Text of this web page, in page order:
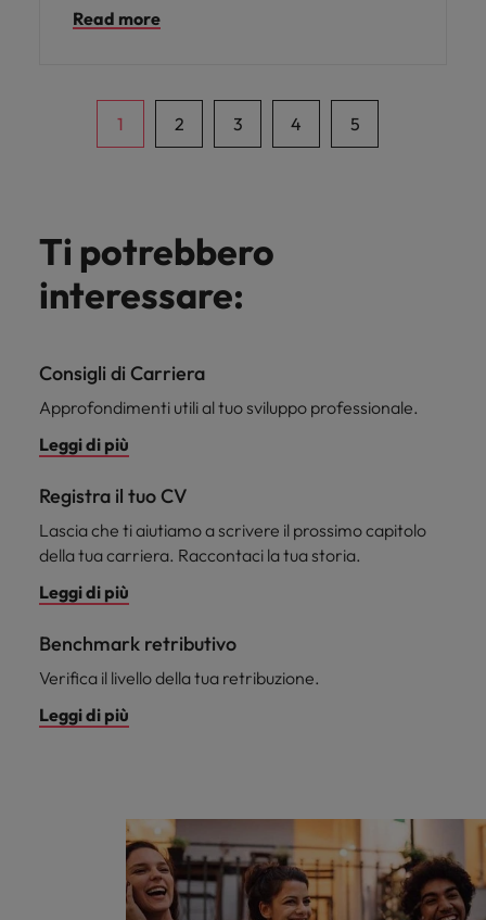
Read more
1 2 3 4 5
Ti potrebbero
interessare:
Consigli di Carriera
Approfondimenti utili al tuo sviluppo professionale.
Leggi di più
Registra il tuo CV
Lascia che ti aiutiamo a scrivere il prossimo capitolo
della tua carriera. Raccontaci la tua storia.
Leggi di più
Benchmark retributivo
Verifica il livello della tua retribuzione.
Leggi di più